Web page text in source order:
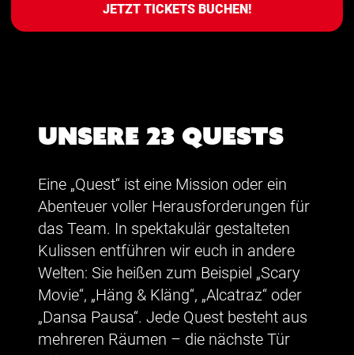
JETZT TICKETS BUCHEN!
Unsere 23 Quests
Eine „Quest“ ist eine Mission oder ein
Abenteuer voller Herausforderungen für
das Team. In spektakulär gestalteten
Kulissen entführen wir euch in andere
Welten: Sie heißen zum Beispiel „Scary
Movie“, „Häng & Kläng“, „Alcatraz“ oder
„Dansa Pausa“. Jede Quest besteht aus
mehreren Räumen – die nächste Tür